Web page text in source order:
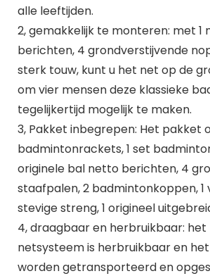
alle leeftijden.
2, gemakkelijk te monteren: met 1
berichten, 4 grondverstijvende
sterk touw, kunt u het net op de
om vier mensen deze klassieke
tegelijkertijd mogelijk te maken.
3, Pakket inbegrepen: Het pakket
badmintonrackets, 1 set
originele bal netto berichten, 4
staafpalen, 2 badmintonkoppen,
stevige streng, 1 origineel
4, draagbaar en herbruikbaar:
netsysteem is herbruikbaar en
worden getransporteerd en